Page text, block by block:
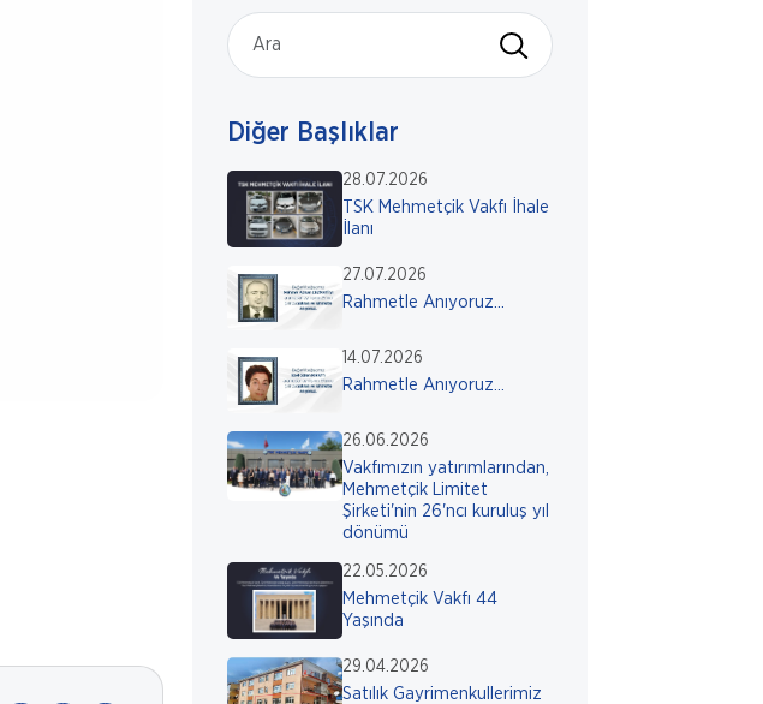
Diğer Başlıklar
28.07.2026
TSK Mehmetçik Vakfı İhale
İlanı
27.07.2026
Rahmetle Anıyoruz...
14.07.2026
Rahmetle Anıyoruz...
26.06.2026
Vakfımızın yatırımlarından,
Mehmetçik Limitet
Şirketi'nin 26'ncı kuruluş yıl
dönümü
22.05.2026
Mehmetçik Vakfı 44
Yaşında
29.04.2026
Satılık Gayrimenkullerimiz